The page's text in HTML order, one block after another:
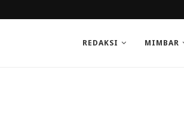
REDAKSI MIMBAR